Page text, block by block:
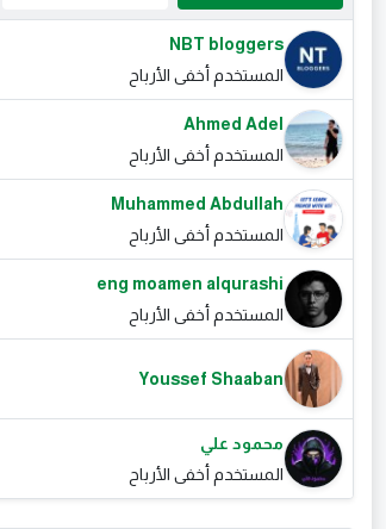
NBT bloggers
المستخدم أخفى الأرباح
Ahmed Adel
المستخدم أخفى الأرباح
Muhammed Abdullah
المستخدم أخفى الأرباح
eng moamen alqurashi
المستخدم أخفى الأرباح
Youssef Shaaban
محمود علي
المستخدم أخفى الأرباح